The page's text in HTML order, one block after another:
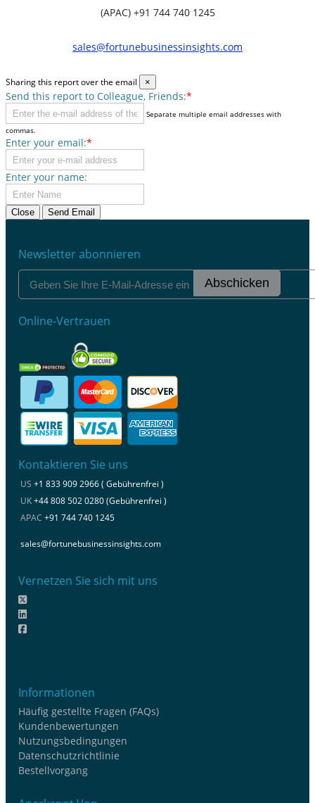
(APAC) +91 744 740 1245
sales@fortunebusinessinsights.com
Sharing this report over the email ×
Send this report to Colleague, Friends:*
Separate multiple email addresses with
commas.
Enter your email:*
Enter your name:
Close Send Email
Newsletter abonnieren
Abschicken
Online-Vertrauen
Kontaktieren Sie uns
US +1 833 909 2966 ( Gebührenfrei )
UK+44 808 502 0280 (Gebührenfrei )
APAC +91 744 740 1245
sales@fortunebusinessinsights.com
Vernetzen Sie sich mit uns
Informationen
Häufig gestellte Fragen (FAQs)
Kundenbewertungen
Nutzungsbedingungen
Datenschutzrichtlinie
Bestellvorgang